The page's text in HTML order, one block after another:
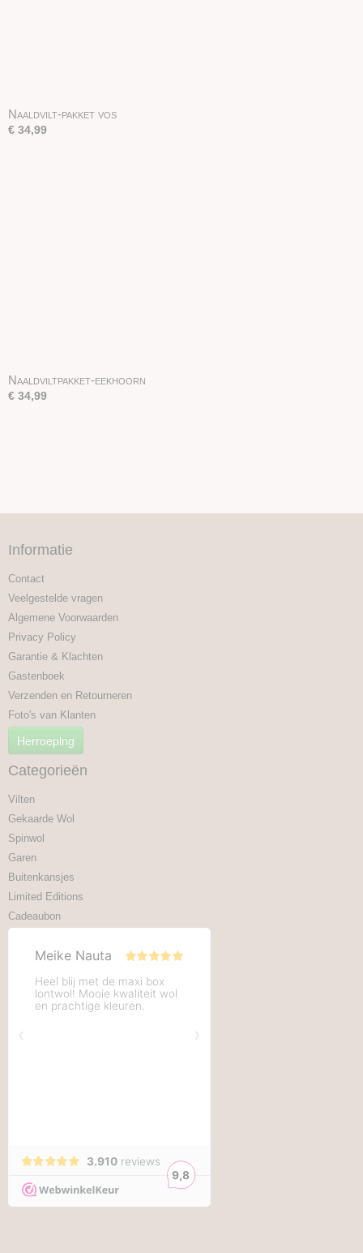
Naaldvilt-pakket vos
€ 34,99
Naaldviltpakket-eekhoorn
€ 34,99
Informatie
Contact
Veelgestelde vragen
Algemene Voorwaarden
Privacy Policy
Garantie & Klachten
Gastenboek
Verzenden en Retourneren
Foto's van Klanten
Herroeping
Categorieën
Vilten
Gekaarde Wol
Spinwol
Garen
Buitenkansjes
Limited Editions
Cadeaubon